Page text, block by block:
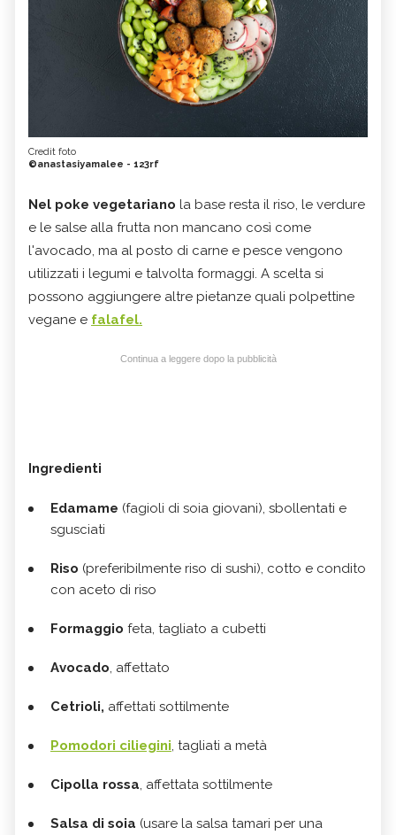
Credit foto
©anastasiyamalee - 123rf
Nel poke vegetariano la base resta il riso, le verdure
e le salse alla frutta non mancano così come
l'avocado, ma al posto di carne e pesce vengono
utilizzati i legumi e talvolta formaggi. A scelta si
possono aggiungere altre pietanze quali polpettine
vegane e falafel.
Continua a leggere dopo la pubblicità
Ingredienti
Edamame (fagioli di soia giovani), sbollentati e
sgusciati
Riso (preferibilmente riso di sushi), cotto e condito
con aceto di riso
Formaggio feta, tagliato a cubetti
Avocado, affettato
Cetrioli, affettati sottilmente
Pomodori ciliegini, tagliati a metà
Cipolla rossa, affettata sottilmente
Salsa di soia (usare la salsa tamari per una